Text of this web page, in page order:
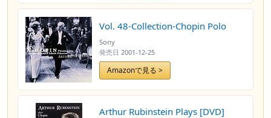
Vol. 48-Collection-Chopin Polo
Sony
発売日 2001-12-25
Amazonで見る >
Arthur Rubinstein Plays [DVD]